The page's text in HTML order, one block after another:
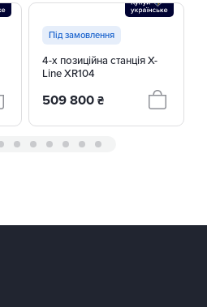
Під замовлення
4-х позиційна станція X-
Line XR104
509 800 ₴